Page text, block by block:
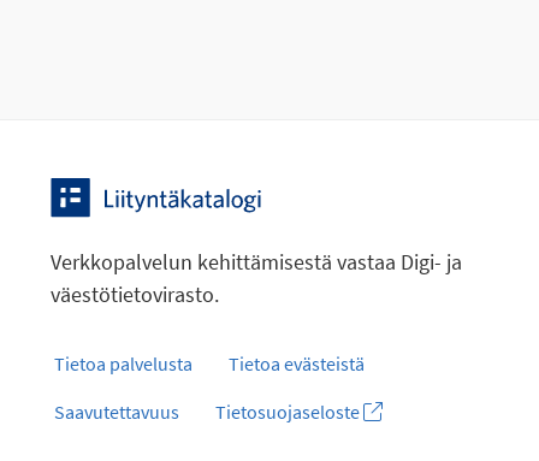
Verkkopalvelun kehittämisestä vastaa Digi- ja
väestötietovirasto.
Tietoa palvelusta
Tietoa evästeistä
Saavutettavuus
Tietosuojaseloste